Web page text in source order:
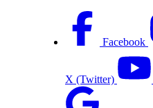
Facebook
X (Twitter)